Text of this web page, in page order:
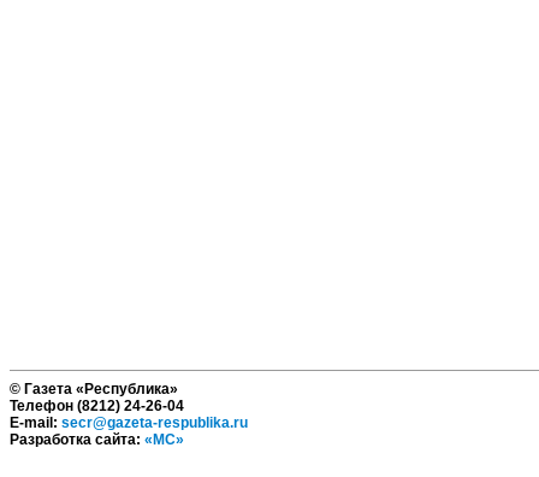
© Газета «Республика»
Телефон (8212) 24-26-04
E-mail: secr@gazeta-respublika.ru
Разработка сайта: «МС»